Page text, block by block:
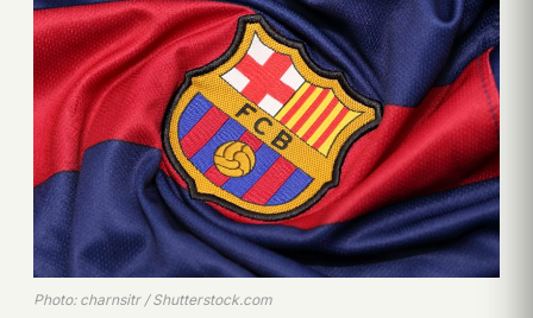
Photo: charnsitr / Shutterstock.com